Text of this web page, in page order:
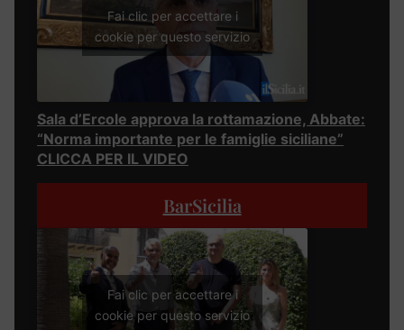
Fai clic per accettare i
cookie per questo servizio
Sala d’Ercole approva la rottamazione, Abbate:
“Norma importante per le famiglie siciliane”
CLICCA PER IL VIDEO
BarSicilia
Fai clic per accettare i
cookie per questo servizio